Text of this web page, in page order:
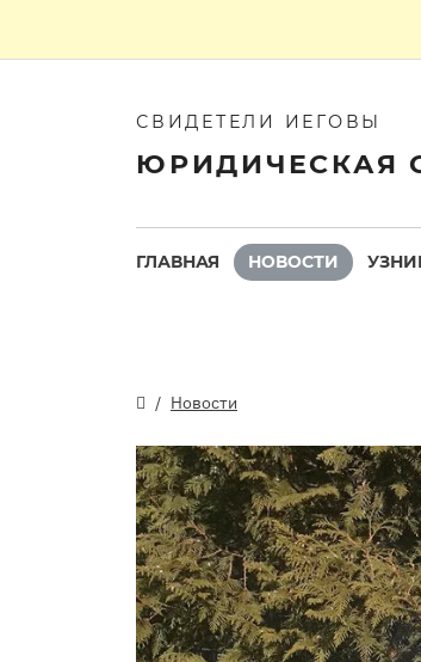
СВИДЕТЕЛИ ИЕГОВЫ
ЮРИДИЧЕСКАЯ
ГЛАВНАЯ НОВОСТИ
Новости